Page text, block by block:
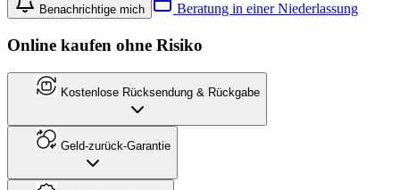
Benachrichtige mich Beratung in einer Niederlassung
Online kaufen ohne Risiko
Kostenlose Rücksendung & Rückgabe
Geld-zurück-Garantie